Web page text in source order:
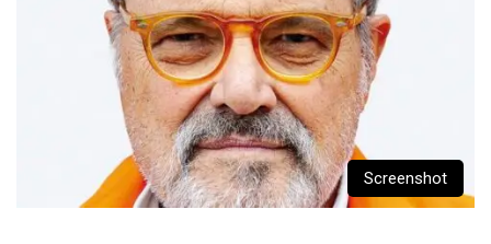
Screenshot